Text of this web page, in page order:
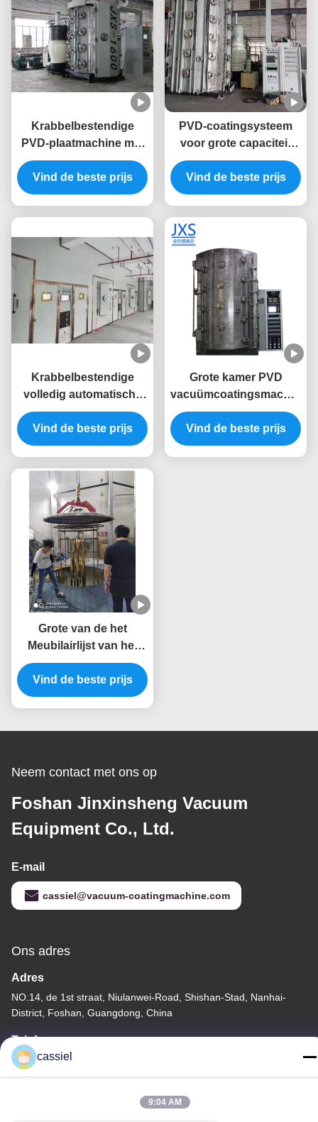
Krabbelbestendige
PVD-plaatmachine met
uniforme afwerking en
volledig automatisch
besturingssysteem
Vind de beste prijs
PVD-coatingsysteem
voor grote capaciteit
met vacuümkamer voor
zware werkzaamheden
en volledig automatisch
Vind de beste prijs
Krabbelbestendige
volledig automatische
PVD-coatingsmachine
met roestvrijstalen
kamer voor
Vind de beste prijs
Grote kamer PVD
vacuümcoatingsmachine
met volledige
automatische besturing
voor op maat gemaakte
Vind de beste prijs
Grote van de het
Meubilairlijst van het
Capaciteitsroestvrije
staal Gouden PVD de
Vacuümdeklaagmachine
Vind de beste prijs
Neem contact met ons op
Foshan Jinxinsheng Vacuum
Equipment Co., Ltd.
E-mail
cassiel@vacuum-coatingmachine.com
Ons adres
Adres
NO.14, de 1st straat, Niulanwei-Road, Shishan-Stad, Nanhai-
District, Foshan, Guangdong, China
Telefoon
86-139-2915-0962
cassiel
9:04 AM